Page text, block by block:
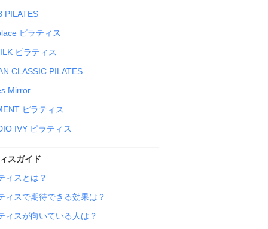
PILATES
ピラティス
ピラティス
CLASSIC PILATES
Mirror
ピラティス
IVY ピラティス
スガイド
ィスとは？
ィスで期待できる効果は？
ィスが向いている人は？